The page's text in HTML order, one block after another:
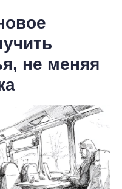
не меняя